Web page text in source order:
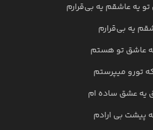
تو یه عاشقم یه بی‌قرارم
یه بی‌قرارم
عاشق تو هستم
تورو میپرستم
یه عشق ساده ام
پیشت بی ارادم